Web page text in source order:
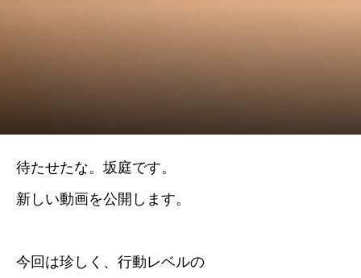
待たせたな。坂庭です。
新しい動画を公開します。
今回は珍しく、行動レベルの